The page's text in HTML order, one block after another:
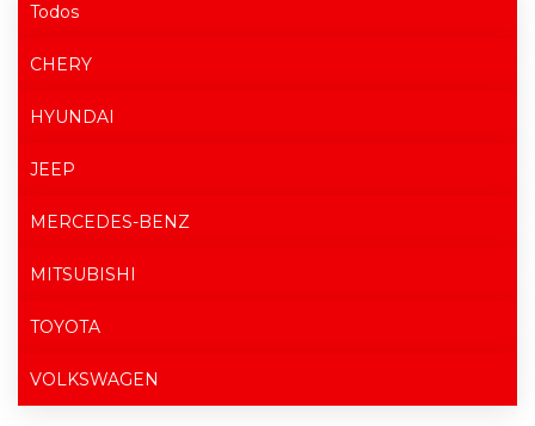
Todos
CHERY
HYUNDAI
JEEP
MERCEDES-BENZ
MITSUBISHI
TOYOTA
VOLKSWAGEN